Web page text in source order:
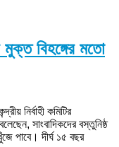
বিহঙ্গের মতো
নির্বাহী কমিটির
সাংবাদিকদের বস্তুনিষ্ঠ
পাবে। দীর্ঘ ১৫ বছর